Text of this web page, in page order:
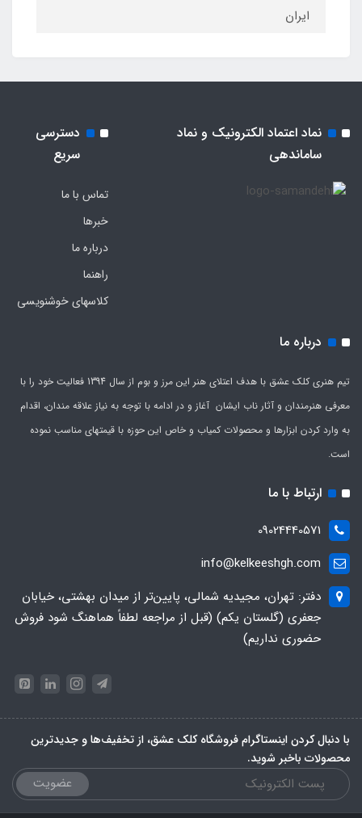
ایران
نماد اعتماد الکترونیک و نماد
ساماندهی
دسترسی
سریع
تماس با ما
خبرها
درباره ما
راهنما
کلاسهای خوشنویسی
درباره ما
تیم هنری کلک عشق با هدف اعتلای هنر این مرز و بوم از سال 1394 فعالیت خود را با
معرفی هنرمندان و آثار ناب ایشان آغاز و در ادامه با توجه به نیاز علاقه مندان، اقدام
به وارد کردن ابزارها و محصولات کمیاب و خاص این حوزه با قیمتهای مناسب نموده
است.
ارتباط با ما
09024440571
info@kelkeeshgh.com
دفتر: تهران، مجیدیه شمالی، پایین‌تر از میدان بهشتی، خیابان
جعفری (گلستان یکم) (قبل از مراجعه لطفاً هماهنگ شود فروش
حضوری نداریم)
با دنبال کردن اینستاگرام فروشگاه کلک عشق، از تخفیف‌ها و جدیدترین‌
محصولات باخبر شوید.
عضویت